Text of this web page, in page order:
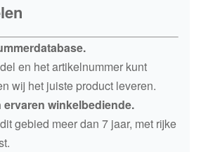
en het artikelnummer kunt
wij het juiste product leveren.
winkelbediende.
gebied meer dan 7 jaar, met rijke